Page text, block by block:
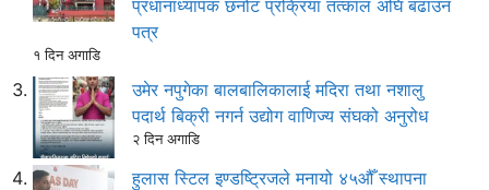
प्रधानाध्यापक छनोट प्रक्रिया तत्काल अघि बढाउन
पत्र
१ दिन अगाडि
उमेर नपुगेका बालबालिकालाई मदिरा तथा नशालु
पदार्थ बिक्री नगर्न उद्योग वाणिज्य संघको अनुरोध
२ दिन अगाडि
हुलास स्टिल इण्डष्ट्रिजले मनायो ४५औँ स्थापना